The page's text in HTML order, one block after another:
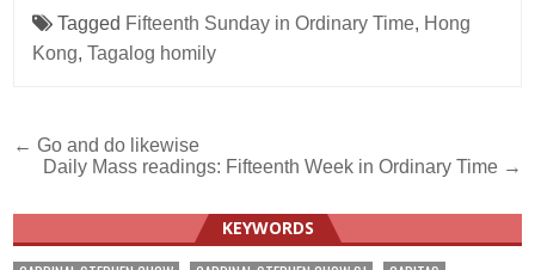
Tagged Fifteenth Sunday in Ordinary Time, Hong
Kong,Tagalog homily
Post
navigation
← Go and do likewise
Daily Mass readings: Fifteenth Week in Ordinary Time →
KEYWORDS